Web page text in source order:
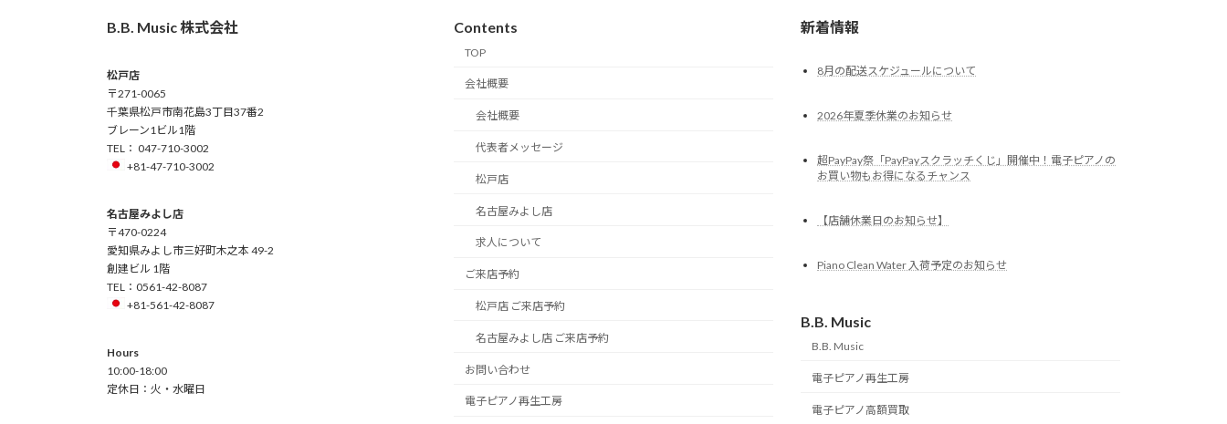
B.B. Music 株式会社
松戸店
〒271-0065
千葉県松戸市南花島3丁目37番2
ブレーン1ビル1階
TEL： 047-710-3002
+81-47-710-3002
名古屋みよし店
〒470-0224
愛知県みよし市三好町木之本 49-2
創建ビル 1階
TEL：0561-42-8087
+81-561-42-8087
Hours
10:00-18:00
定休日：火・水曜日
Contents
TOP
会社概要
会社概要
代表者メッセージ
松戸店
名古屋みよし店
求人について
ご来店予約
松戸店 ご来店予約
名古屋みよし店 ご来店予約
お問い合わせ
電子ピアノ再生工房
新着情報
8月の配送スケジュールについて
2026年夏季休業のお知らせ
超PayPay祭「PayPayスクラッチくじ」開催中！電子ピアノの
お買い物もお得になるチャンス
【店舗休業日のお知らせ】
Piano Clean Water 入荷予定のお知らせ
B.B. Music
B.B. Music
電子ピアノ再生工房
電子ピアノ高額買取